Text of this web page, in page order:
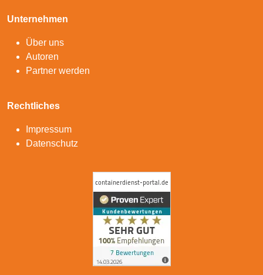
Unternehmen
Über uns
Autoren
Partner werden
Rechtliches
Impressum
Datenschutz